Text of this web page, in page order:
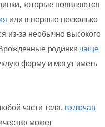
которые появляются
или в первые несколько
из-за необычно высокого
родинки чаще
форму и могут иметь
части тела, включая
может